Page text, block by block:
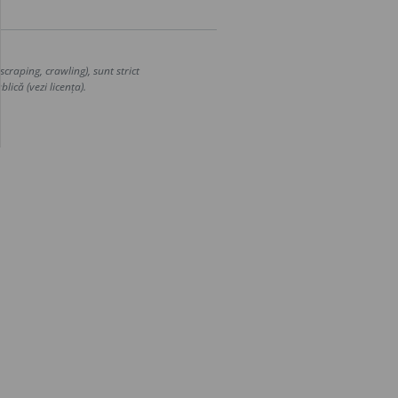
crawling), sunt strict
(vezi licența).